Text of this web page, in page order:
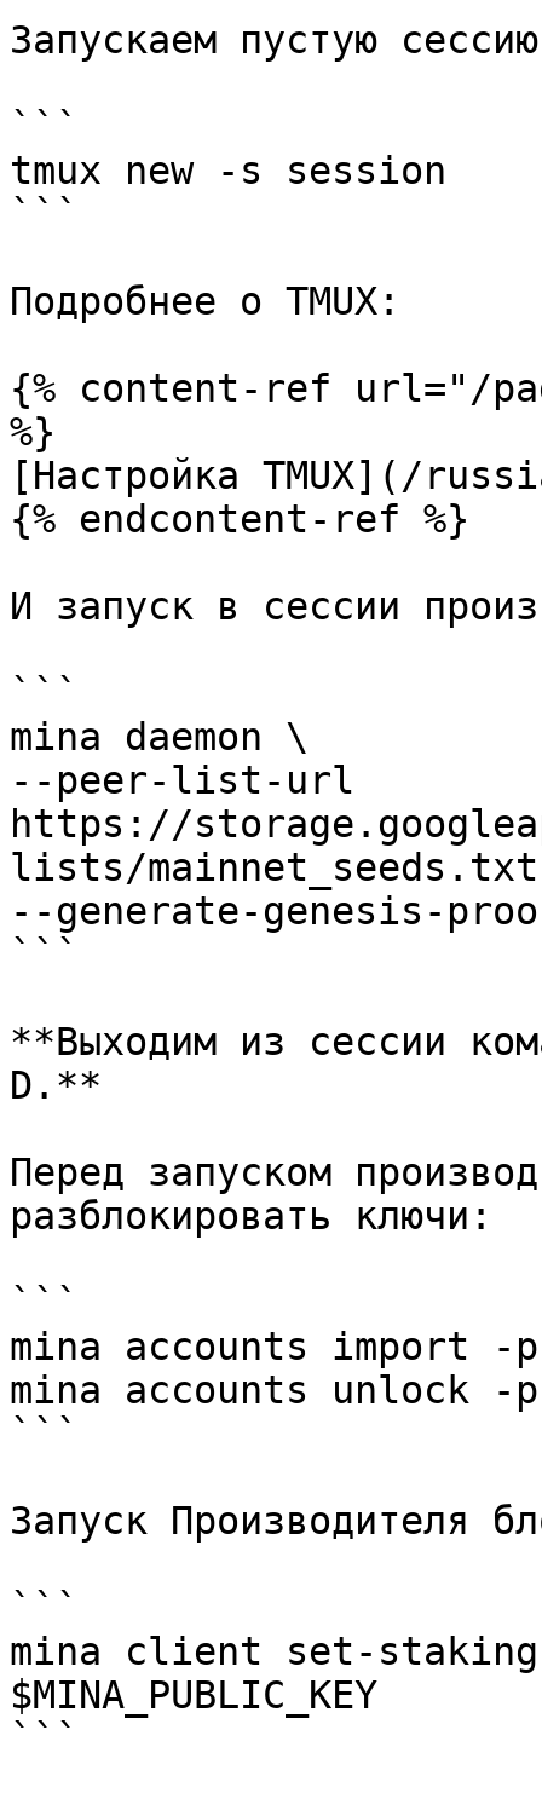
Запускаем пустую
```
tmux new -s session
```
Подробнее о TMUX:
{% content-ref url="/
%}
[Настройка TMUX](/
{% endcontent-ref %}
И запуск в сессии
```
mina daemon \
--peer-list-url
https://
lists/
--generate-genesis-
```
**Выходим из сессии
D.**
Перед запуском
разблокировать ключи:
```
mina accounts import -
mina accounts unlock -
```
Запуск Производителя
```
mina client set-
$MINA_PUBLIC_KEY
```